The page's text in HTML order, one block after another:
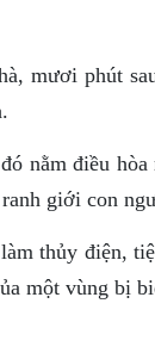
mươi phút
nằm điều
giới con
thủy điện,
một vùng bị